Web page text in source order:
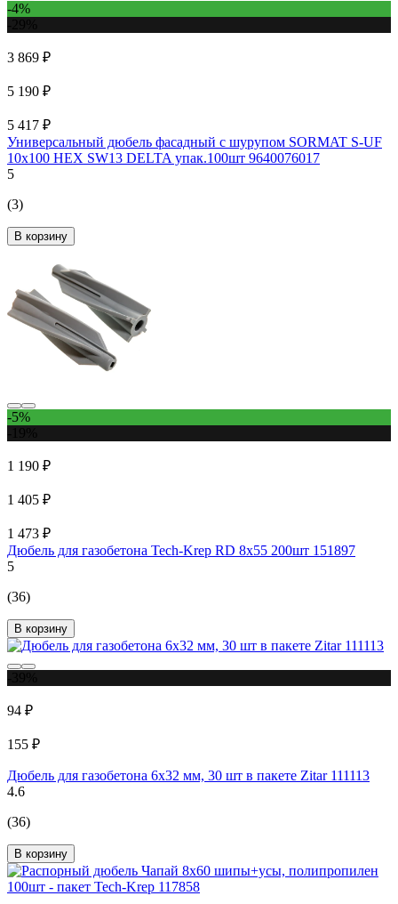
-4%
3 869 ₽
5 190 ₽
5 417 ₽
Универсальный дюбель фасадный с шурупом SORMAT S-UF
10х100 HEX SW13 DELTA упак.100шт 9640076017
5
(3)
В корзину
-5%
1 190 ₽
1 405 ₽
1 473 ₽
Дюбель для газобетона Tech-Krep RD 8х55 200шт 151897
5
(36)
В корзину
94 ₽
155 ₽
Дюбель для газобетона 6x32 мм, 30 шт в пакете Zitar 111113
4.6
(36)
В корзину